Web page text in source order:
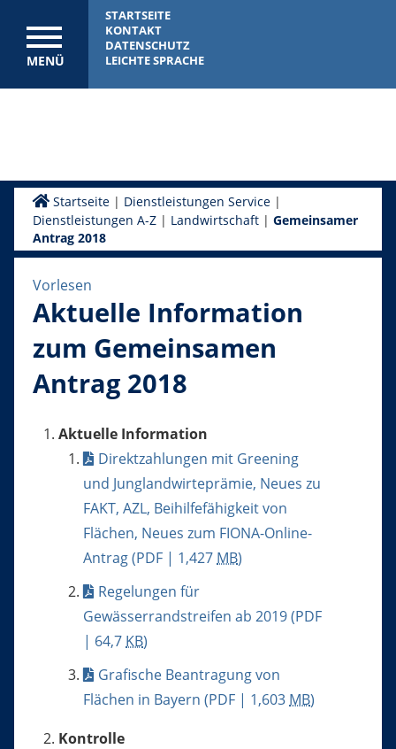
MENÜ
STARTSEITE
KONTAKT
DATENSCHUTZ
LEICHTE SPRACHE
Startseite| Dienstleistungen Service|
Dienstleistungen A-Z| Landwirtschaft| Gemeinsamer
Antrag 2018
Vorlesen
Aktuelle Information
zum Gemeinsamen
Antrag 2018
Aktuelle Information
Direktzahlungen mit Greening
und Junglandwirteprämie, Neues zu
FAKT, AZL, Beihilfefähigkeit von
Flächen, Neues zum FIONA-Online-
Antrag(PDF | 1,427 MB)
Regelungen für
Gewässerrandstreifen ab 2019(PDF
| 64,7 KB)
Grafische Beantragung von
Flächen in Bayern (PDF | 1,603 MB)
Kontrolle